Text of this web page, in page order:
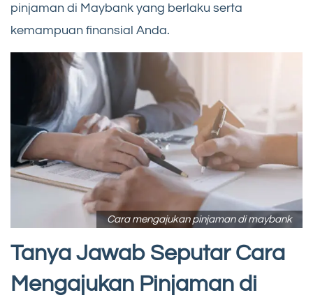
pinjaman di Maybank yang berlaku serta
kemampuan finansial Anda.
Cara mengajukan pinjaman di maybank
Tanya Jawab Seputar Cara
Mengajukan Pinjaman di